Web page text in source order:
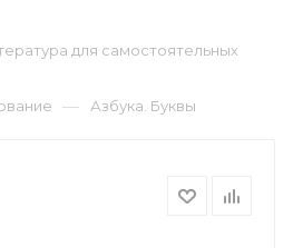
для самостоятельных
— Азбука. Буквы